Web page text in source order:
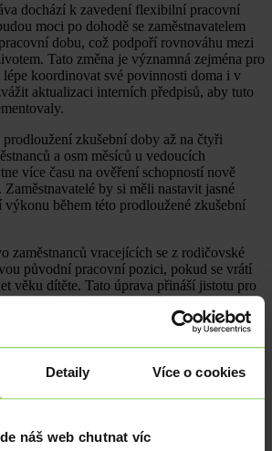
Detaily Více o cookies
náš web chutnat víc
dochází k zavedení flexibilní pracovní
moci po dohodě se zaměstnavatelem
dobu, což podpoří rovnováhu mezi
Tato změna je významná zejména pro
koordinovat své povinnosti doma i v
aktualizaci interních předpisů, aby tuto
zkušební doby až na čtyři
a osm měsíců u vedoucích
více času na ověření schopností nově
by si měli nastavit jasné
výkonu během této prodloužené zkušební
zaměstnanců vracejících se z rodičovské
původní pracovní pozici, pokud se vrátí
věku dítěte. Tato úprava přináší jistotu pro
rychlejší návrat na trh práce.
mít možnost pracovat během letních
práce či dohody o pracovní
mladým lidem příležitost získat pracovní
již v raném věku, přičemž budou
týkajícími se pracovních podmínek a